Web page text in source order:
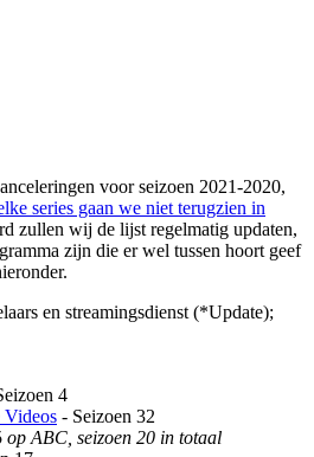
voor seizoen 2021-2020,
series gaan we niet terugzien in
zullen wij de lijst regelmatig updaten,
zijn die er wel tussen hoort geef
en streamingsdienst (*Update);
4
Videos - Seizoen 32
op ABC, seizoen 20 in totaal